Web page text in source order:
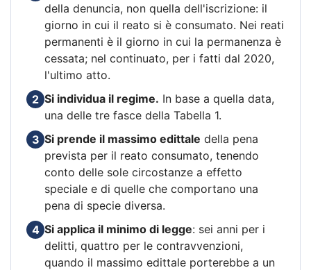
della denuncia, non quella dell'iscrizione: il
giorno in cui il reato si è consumato. Nei reati
permanenti è il giorno in cui la permanenza è
cessata; nel continuato, per i fatti dal 2020,
l'ultimo atto.
2 Si individua il regime. In base a quella data,
una delle tre fasce della Tabella 1.
3 Si prende il massimo edittale della pena
prevista per il reato consumato, tenendo
conto delle sole circostanze a effetto
speciale e di quelle che comportano una
pena di specie diversa.
4 Si applica il minimo di legge: sei anni per i
delitti, quattro per le contravvenzioni,
quando il massimo edittale porterebbe a un